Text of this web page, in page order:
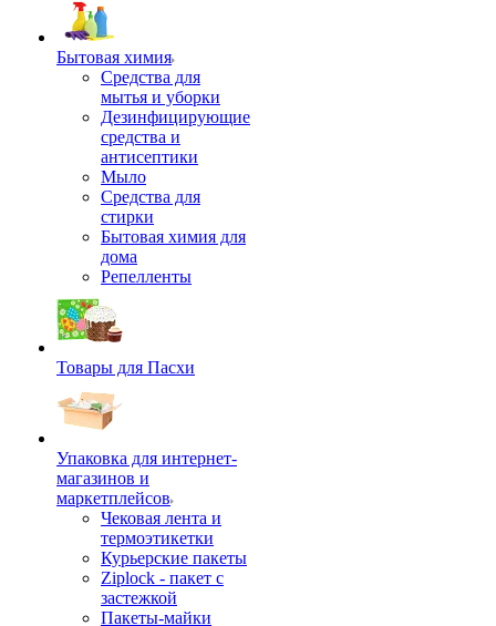
Бытовая химия
Средства для
мытья и уборки
Дезинфицирующие
средства и
антисептики
Мыло
Средства для
стирки
Бытовая химия для
дома
Репелленты
Товары для Пасхи
Упаковка для интернет-
магазинов и
маркетплейсов
Чековая лента и
термоэтикетки
Курьерские пакеты
Ziplock - пакет с
застежкой
Пакеты-майки